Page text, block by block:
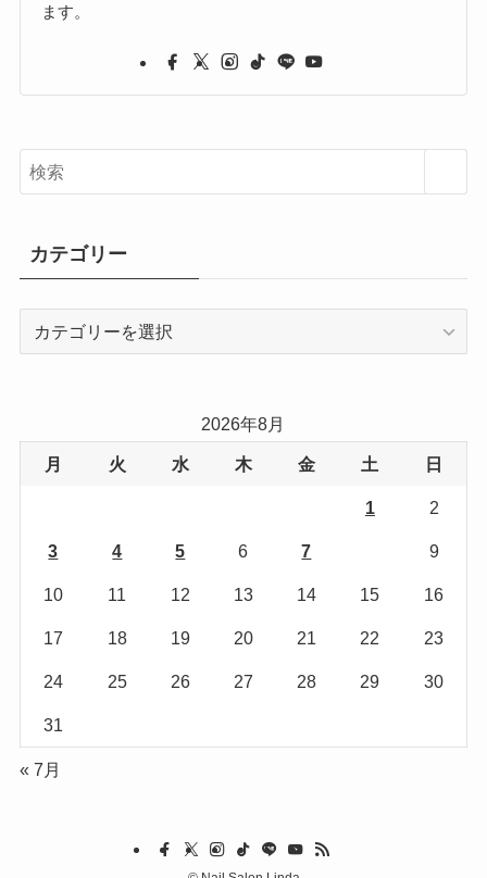
ます。
カテゴリー
2026年8月
月 火 水 木 金 土 日
1 2
3 4 5 6 7 9
10 11 12 13 14 15 16
17 18 19 20 21 22 23
24 25 26 27 28 29 30
31
« 7月